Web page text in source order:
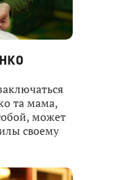
та мама,
может
своему